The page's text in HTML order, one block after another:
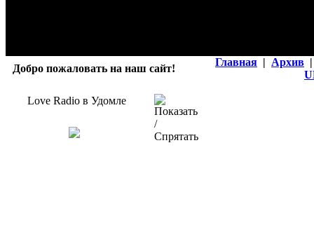
Добро пожаловать на наш сайт!
Главная | Архив |
Love Radio в Удомле